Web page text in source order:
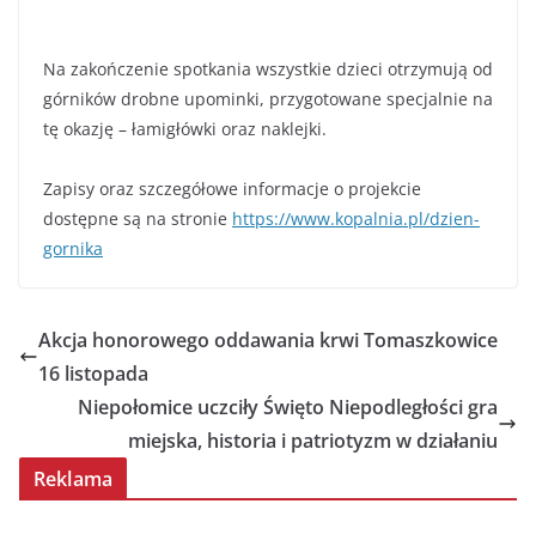
Na zakończenie spotkania wszystkie dzieci otrzymują od
górników drobne upominki, przygotowane specjalnie na
tę okazję – łamigłówki oraz naklejki.
Zapisy oraz szczegółowe informacje o projekcie
dostępne są na stronie https://www.kopalnia.pl/dzien-
gornika
Akcja honorowego oddawania krwi Tomaszkowice
16 listopada
Niepołomice uczciły Święto Niepodległości gra
miejska, historia i patriotyzm w działaniu
Reklama